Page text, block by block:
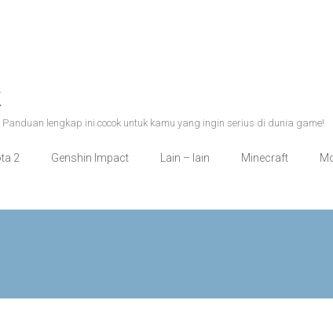
lengkap ini cocok untuk kamu yang ingin serius di dunia game!
2 Genshin Impact Lain – lain Minecraft